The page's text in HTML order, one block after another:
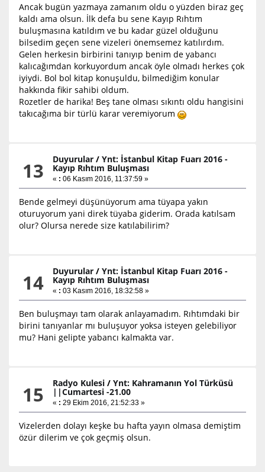
Ancak bugün yazmaya zamanım oldu o yüzden biraz geç
kaldı ama olsun. İlk defa bu sene Kayıp Rıhtım
buluşmasına katıldım ve bu kadar güzel olduğunu
bilsedim geçen sene vizeleri önemsemez katılırdım.
Gelen herkesin birbirini tanıyıp benim de yabancı
kalıcağımdan korkuyordum ancak öyle olmadı herkes çok
iyiydi. Bol bol kitap konuşuldu, bilmediğim konular
hakkında fikir sahibi oldum.
Rozetler de harika! Beş tane olması sıkıntı oldu hangisini
takıcağıma bir türlü karar veremiyorum
13 Duyurular /Ynt: İstanbul Kitap Fuarı 2016 -
Kayıp Rıhtım Buluşması
« : 06 Kasım 2016, 11:37:59 »
Bende gelmeyi düşünüyorum ama tüyapa yakın
oturuyorum yani direk tüyaba giderim. Orada katılsam
olur? Olursa nerede size katılabilirim?
14 Duyurular /Ynt: İstanbul Kitap Fuarı 2016 -
Kayıp Rıhtım Buluşması
« : 03 Kasım 2016, 18:32:58 »
Ben buluşmayı tam olarak anlayamadım. Rıhtımdaki bir
birini tanıyanlar mı buluşuyor yoksa isteyen gelebiliyor
mu? Hani gelipte yabancı kalmakta var.
15 Radyo Kulesi /Ynt: Kahramanın Yol Türküsü
||Cumartesi -21.00
« : 29 Ekim 2016, 21:52:33 »
Vizelerden dolayı keşke bu hafta yayın olmasa demiştim
özür dilerim ve çok geçmiş olsun.